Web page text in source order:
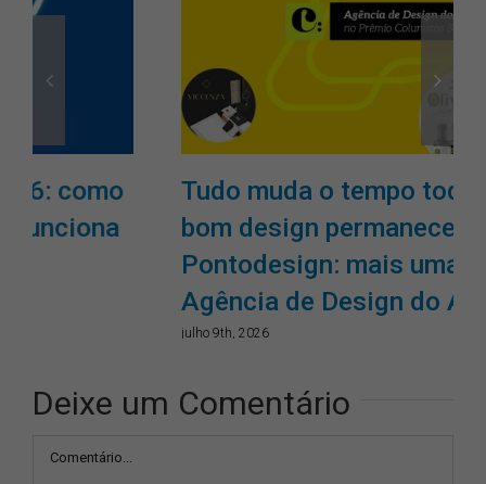
Tudo muda o tempo todo, mas o
bom design permanece.
Pontodesign: mais uma vez,
Agência de Design do Ano!
Deixe um Comentário
Comentário